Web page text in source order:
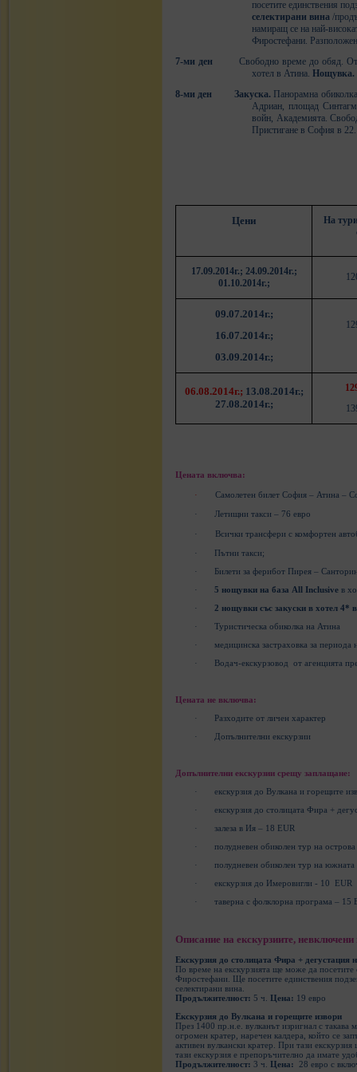
посетите единствения
селектирани вина /
намиращ се на най-
Фиростефани.
7-ми ден
Свободно време до обяд.
хотел в Атина. Нощувка.
8-ми ден
Закуска. Панорамна
Адриан, площад
войн, Академията.
Пристигане в София в
Цени
На
17.09.2014г.; 24.09.2014г.;
01.10.2014г.;
09.07.2014г.;
16.07.2014г.;
03.09.2014г.;
06.08.2014г.; 13.08.2014г.;
27.08.2014г.;
Цената включва:
· Самолетен билет София – Атина –
· Летищни такси – 76 евро
· Всички трансфери с комфортен
· Пътни такси;
· Билети за ферибот Пирея –
· 5 нощувки на база All Inclusive в
· 2 нощувки със закуски в хотел 4*
· Туристическа обиколка на Атина
· медицинска застраховка за периода
· Водач-екскурзовод от агенцията
Цената не включва:
· Разходите от личен характер
· Допълнителни екскурзии
Допълнителни екскурзии срещу заплащане:
· екскурзия до Вулкана и горещите
· екскурзия до столицата Фира +
· залеза в Ия – 18 EUR
· полудневен обиколен тур на
· полудневен обиколен тур на
· екскурзия до Имеровигли - 10 EUR
· таверна с фолклорна програма – 15
Описание на екскурзиите, невключени
Екскурзия до столицата Фира + дегустация
По време на екскурзията ще може да
Фиростефани. Ще посетите единствения
селектирани вина.
Продължителност: 5 ч. Цена: 19 евро
Екскурзия до Вулкана и горещите извори
През 1400 пр.н.е. вулканът изригнал с
огромен кратер, наречен калдера, който се
активен вулкански кратер. При тази
тази екскурзия е препоръчително да имате
Продължителност: 3 ч. Цена: 28 евро с